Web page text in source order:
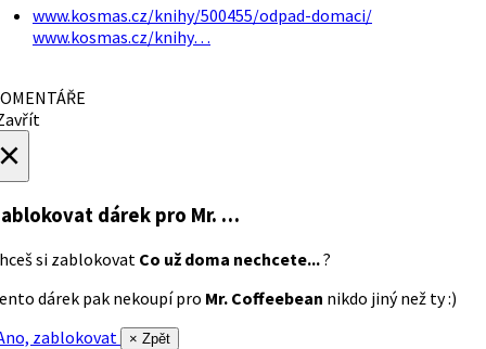
www.kosmas.cz/knihy/500455/odpad-domaci/
www.kosmas.cz/knihy…
dárek pro Mr. …
si zablokovat Co už doma nechcete...?
dárek pak nekoupí pro Mr. Coffeebean nikdo jiný než ty :)
zablokovat
× Zpět